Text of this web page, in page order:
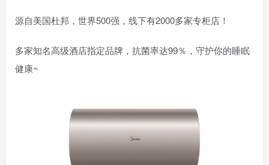
源自美国杜邦，世界500强，线下有2000多家专柜店！
多家知名高级酒店指定品牌，抗菌率达99％，守护你的睡眠
健康~